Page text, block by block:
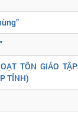
TÔN GIÁO TẬP
TỈNH)